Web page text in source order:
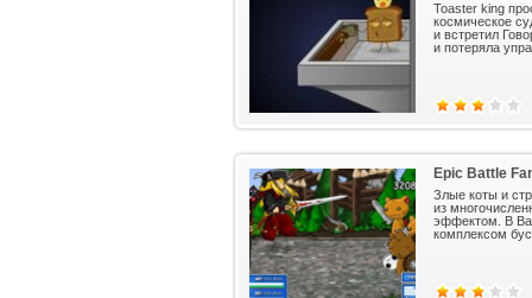
Toaster king
космическое
и встретил
и потеряла
Epic Battle
Злые коты и
из
эффектом. В
комплексом